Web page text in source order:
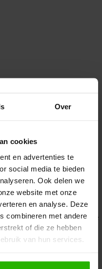
Over
cookies
en advertenties te
social media te bieden
Ook delen we
website met onze
en analyse. Deze
combineren met andere
of die ze hebben
van hun services.
je Voordeeluitjes.nl
has occurred while
the browser console for more
.